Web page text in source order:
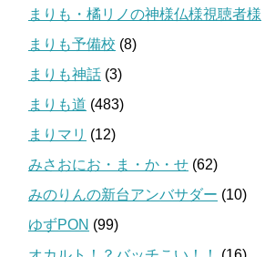
まりも・橘リノの神様仏様視聴者様
まりも予備校 (8)
まりも神話 (3)
まりも道 (483)
まりマリ (12)
みさおにお・ま・か・せ (62)
みのりんの新台アンバサダー (10)
ゆずPON (99)